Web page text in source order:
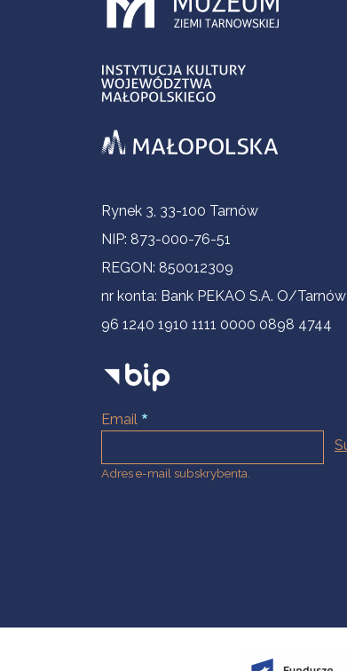
Informacje kontaktowe
Rynek 3, 33-100 Tarnów
NIP: 873-000-76-51
REGON: 850012309
nr konta: Bank PEKAO S.A. O/Tarnów
96 1240 1910 1111 0000 0898 4744
Email
Adres e-mail subskrybenta.